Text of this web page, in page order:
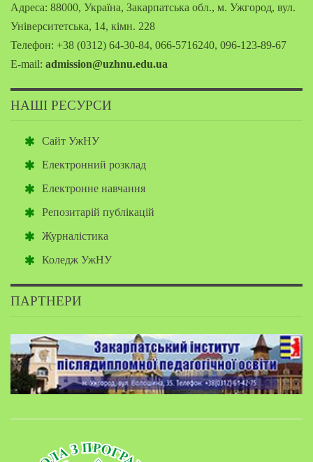
Адреса: 88000, Україна, Закарпатська обл., м. Ужгород, вул.
Університетська, 14, кімн. 228
Телефон: +38 (0312) 64-30-84, 066-5716240, 096-123-89-67
E-mail: admission@uzhnu.edu.ua
НАШІ РЕСУРСИ
Сайт УжНУ
Електронний розклад
Електронне навчання
Репозитарій публікацій
Журналістика
Коледж УжНУ
ПАРТНЕРИ